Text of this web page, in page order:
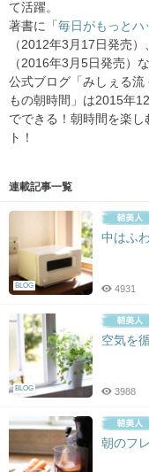
て活躍。
著書に「 毎日がもっと
（2012年3月17日発売）
（2016年3月5日発売）
公式ブログ「みしぇる
もの朝時間」は2015年
でできる！朝時間を楽
ト！
連載記事一覧
BLOG
中はふ
4931
BLOG
空気を
3988
朝のフ